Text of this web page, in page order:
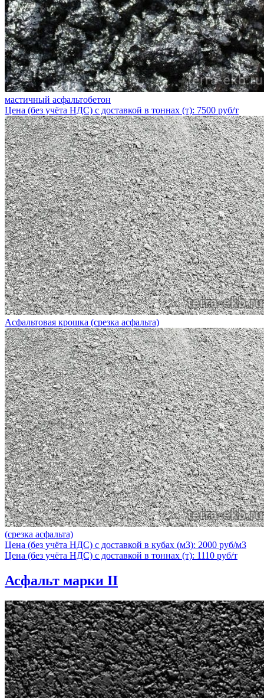
мастичный асфальтобетон
Цена (без учёта НДС) с доставкой в тоннах (т): 7500 руб/т
Асфальтовая крошка (срезка асфальта)
(срезка асфальта)
Цена (без учёта НДС) с доставкой в кубах (м3): 2000 руб/м3
Цена (без учёта НДС) с доставкой в тоннах (т): 1110 руб/т
Асфальт марки II